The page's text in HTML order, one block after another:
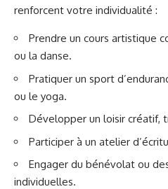
renforcent votre individualité :
Prendre un cours artistique
ou la danse.
Pratiquer un sport
ou le yoga.
Développer un loisir créatif,
Participer à un atelier
Engager du bénévolat ou
individuelles.